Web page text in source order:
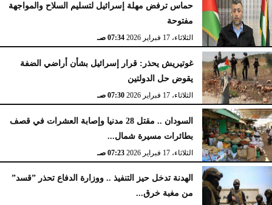
حماس ترفض مهلة إسرائيل لتسليم السلاح والمواجهة
مفتوحة
الثلاثاء، 17 فبراير 2026 07:34 صـ
غوتيريش يحذر: قرار إسرائيل بشأن أراضي الضفة
يقوض حل الدولتين
الثلاثاء، 17 فبراير 2026 07:30 صـ
السودان .. مقتل 28 مدنيا وإصابة العشرات في قصف
بطائرات مسيرة شمال...
الثلاثاء، 17 فبراير 2026 07:23 صـ
الهدنة تدخل حيز التنفيذ .. ووزارة الدفاع تحذر ”قسد”
من مغبة خرق...